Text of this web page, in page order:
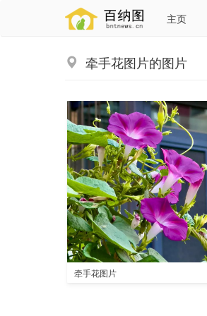
主页
牵手花图片的图片
牵手花图片